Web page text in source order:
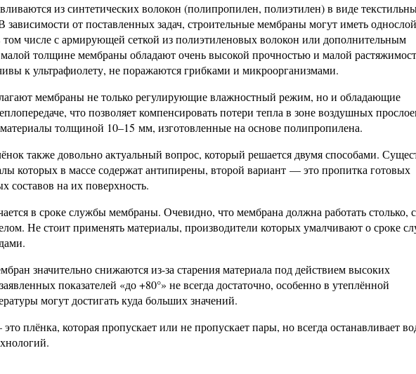
из синтетических волокон (полипропилен, полиэтилен) в виде
от поставленных задач, строительные мембраны могут иметь
числе с армирующей сеткой из полиэтиленовых волокон или дополнительным
толщине мембраны обладают очень высокой прочностью и малой
к ультрафиолету, не поражаются грибками и микроорганизмами.
мембраны не только регулирующие влажностный режим, но и обладающие
что позволяет компенсировать потери тепла в зоне воздушных
толщиной 10–15 мм, изготовленные на основе полипропилена.
также довольно актуальный вопрос, который решается двумя способами.
которых в массе содержат антипирены, второй вариант — это пропитка готовых
составов на их поверхность.
в сроке службы мембраны. Очевидно, что мембрана должна работать столько,
Не стоит применять материалы, производители которых умалчивают о сроке
значительно снижаются из-за старения материала под действием высоких
показателей «до +80°» не всегда достаточно, особенно в утеплённой
могут достигать куда больших значений.
плёнка, которая пропускает или не пропускает пары, но всегда останавливает